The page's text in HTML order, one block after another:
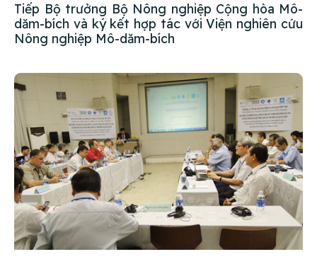
Tiếp Bộ trưởng Bộ Nông nghiệp Cộng hòa Mô-
dăm-bích và ký kết hợp tác với Viện nghiên cứu
Nông nghiệp Mô-dăm-bích